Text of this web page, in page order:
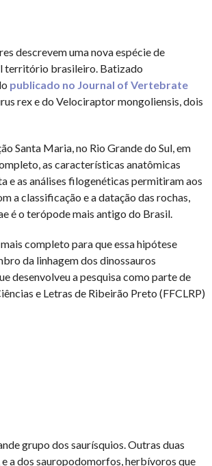
descrevem uma nova espécie de
território brasileiro. Batizado
publicado no Journal of Vertebrate
rex e do Velociraptor mongoliensis, dois
Santa Maria, no Rio Grande do Sul, em
as características anatômicas
e as análises filogenéticas permitiram aos
a classificação e a datação das rochas,
é o terópode mais antigo do Brasil.
completo para que essa hipótese
da linhagem dos dinossauros
desenvolveu a pesquisa como parte de
e Letras de Ribeirão Preto (FFCLRP)
grupo dos saurísquios. Outras duas
a dos sauropodomorfos, herbívoros que